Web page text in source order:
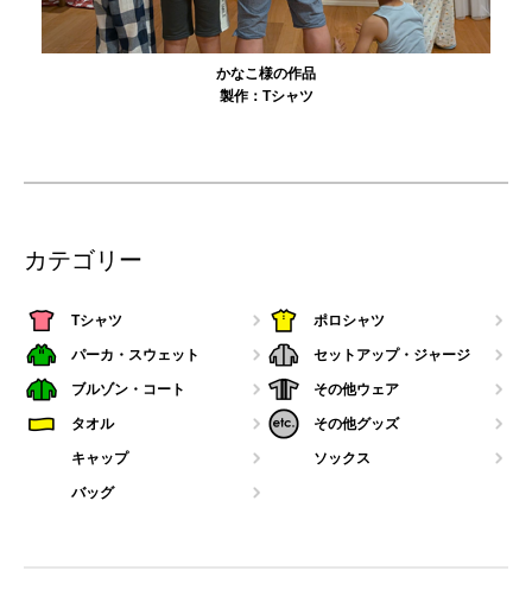
農工大硬式庭球部様の作品
製作：Tシャツ
カテゴリー
Tシャツ ポロシャツ
パーカ・スウェット セットアップ・ジャージ
ブルゾン・コート その他ウェア
タオル その他グッズ
キャップ ソックス
バッグ